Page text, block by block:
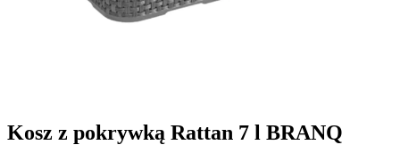
Kosz z pokrywką Rattan 7 l BRANQ